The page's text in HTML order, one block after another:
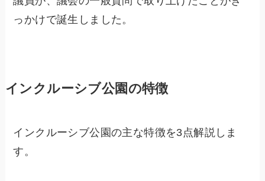
っかけで誕生しました。
インクルーシブ公園の特徴
インクルーシブ公園の主な特徴を3点解説しま
す。